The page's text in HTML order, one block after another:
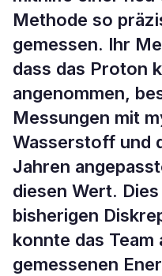
Methode so
gemessen. Ihr
dass das Proton
angenommen,
Messungen mit
Wasserstoff und
Jahren
diesen Wert.
bisherigen
konnte das Team
gemessenen